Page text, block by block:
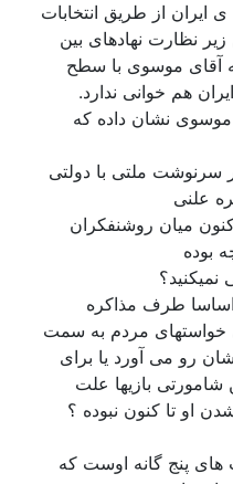
از طريق انتخابات
زير نظارت نهادهای بين
آقای موسوی با سطح
هم خوانی ندارد.
موسوی نشان داده که
سرنوشت ملتی با دولتی
علنی
میان روشنفکران
بوده
نمیکنید؟
اساسا طرف مذاکره
خواستهای مردم به سمت
رو می آورد یا برای
شامورتی بازیها علت
او تا کنون نبوده ؟
های پنج گانه اوست که